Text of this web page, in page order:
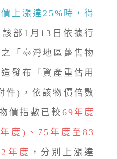
上漲達25%時，得
該部1月13日依據行
「臺灣地區躉售物
發布「資產重估用
件)，依該物價倍數
價指數已較 69年度
度)、75年度至83
年度 ，分別上漲達